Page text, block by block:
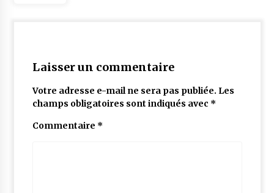
Laisser un commentaire
Votre adresse e-mail ne sera pas publiée. Les
champs obligatoires sont indiqués avec *
Commentaire *